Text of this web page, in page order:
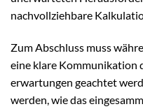
nachvollziehbare
Zum Abschluss muss
eine klare Kommunikation
erwartungen geachtet
werden, wie das